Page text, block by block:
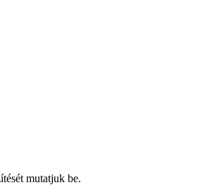
mutatjuk be.